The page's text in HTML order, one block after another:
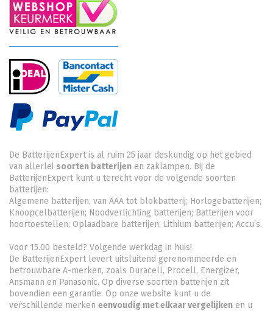
De BatterijenExpert is al ruim 25 jaar deskundig op het gebied
van allerlei soorten batterijen en zaklampen. Bij de
BatterijenExpert kunt u terecht voor de volgende soorten
batterijen:
Algemene batterijen, van AAA tot blokbatterij; Horlogebatterijen;
Knoopcelbatterijen; Noodverlichting batterijen; Batterijen voor
hoortoestellen; Oplaadbare batterijen; Lithium batterijen; Accu’s.
Voor 15.00 besteld? Volgende werkdag in huis!
De BatterijenExpert levert uitsluitend gerenommeerde en
betrouwbare A-merken, zoals Duracell, Procell, Energizer,
Ansmann en Panasonic. Op diverse soorten batterijen zit
bovendien een garantie. Op onze website kunt u de
verschillende merken eenvoudig met elkaar vergelijken en u